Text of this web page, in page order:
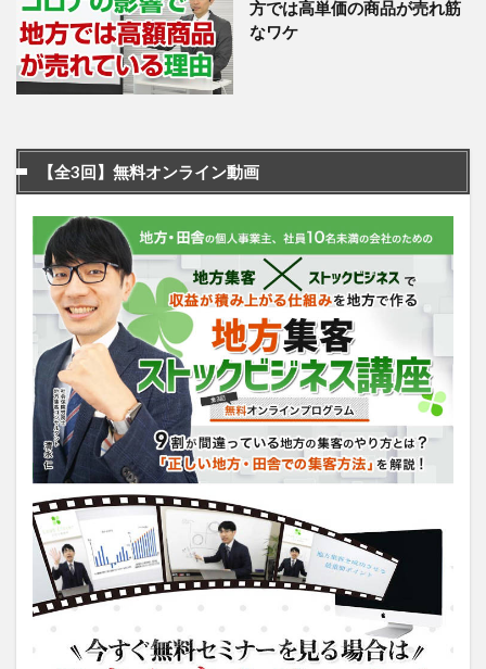
方では高単価の商品が売れ筋
なワケ
【全3回】無料オンライン動画